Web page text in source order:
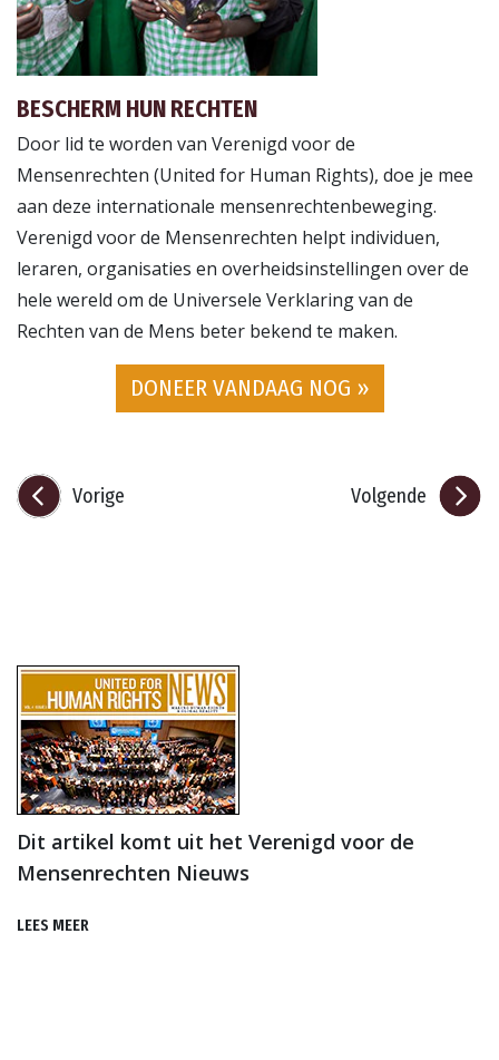
BESCHERM HUN RECHTEN
Door lid te worden van Verenigd voor de
Mensenrechten (United for Human Rights), doe je mee
aan deze internationale mensenrechtenbeweging.
Verenigd voor de Mensenrechten helpt individuen,
leraren, organisaties en overheidsinstellingen over de
hele wereld om de Universele Verklaring van de
Rechten van de Mens beter bekend te maken.
DONEER VANDAAG NOG »
Vorige Volgende
Dit artikel komt uit het Verenigd voor de
Mensenrechten Nieuws
LEES MEER